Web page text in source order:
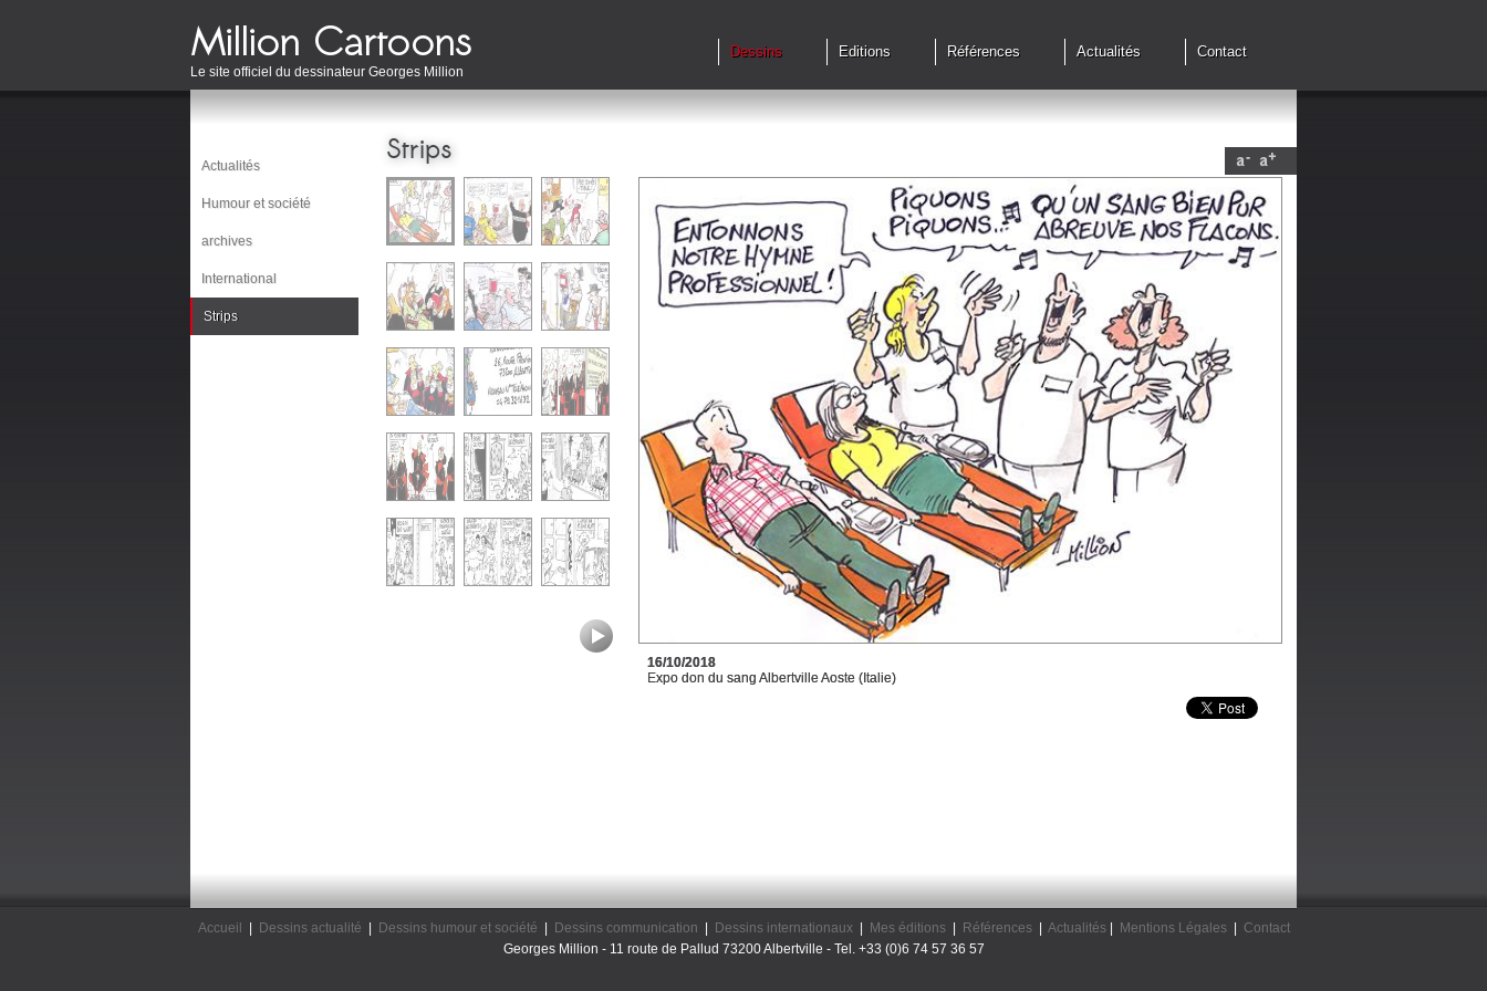
Le site officiel du dessinateur Georges Million
Dessins Editions Références Actualités Contact
Actualités
Humour et société
archives
International
Strips
Strips
16/10/2018
Expo don du sang Albertville Aoste (Italie)
Accueil Dessins actualité Dessins humour et société Dessins communication Dessins internationaux| Mes éditions| Références| Actualités| Mentions Légales|
Contact
Georges Million - 11 route de Pallud 73200 Albertville - Tel. +33 (0)6 74 57 36 57